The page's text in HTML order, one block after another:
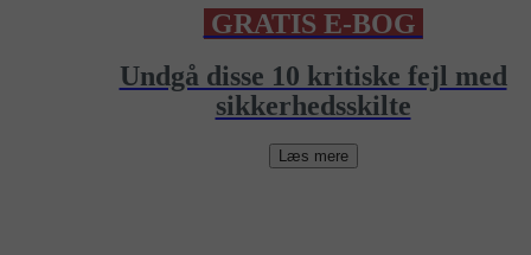
GRATIS E-BOG
Undgå disse 10 kritiske fejl med
sikkerhedsskilte
Læs mere